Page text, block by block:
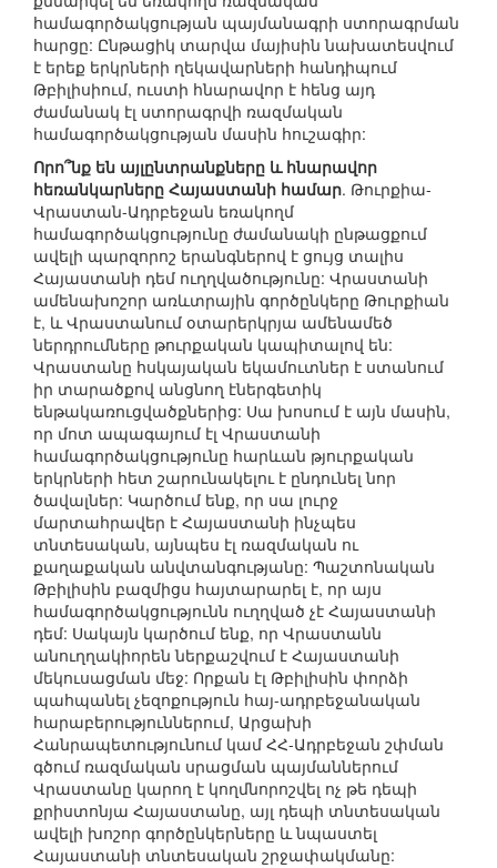
համագործակցության պայմանագրի ստորագրման
հարցը: Ընթացիկ տարվա մայիսին նախատեսվում
է երեք երկրների ղեկավարների հանդիպում
Թբիլիսիում, ուստի հնարավոր է հենց այդ
ժամանակ էլ ստորագրվի ռազմական
համագործակցության մասին հուշագիր:
Որո՞նք են այլընտրանքները և հնարավոր
հեռանկարները Հայաստանի համար. Թուրքիա-
Վրաստան-Ադրբեջան եռակողմ
համագործակցությունը ժամանակի ընթացքում
ավելի պարզորոշ երանգներով է ցույց տալիս
Հայաստանի դեմ ուղղվածությունը: Վրաստանի
ամենախոշոր առևտրային գործընկերը Թուրքիան
է, և Վրաստանում օտարերկրյա ամենամեծ
ներդրումները թուրքական կապիտալով են:
Վրաստանը հսկայական եկամուտներ է ստանում
իր տարածքով անցնող էներգետիկ
ենթակառուցվածքներից: Սա խոսում է այն մասին,
որ մոտ ապագայում էլ Վրաստանի
համագործակցությունը հարևան թյուրքական
երկրների հետ շարունակելու է ընդունել նոր
ծավալներ: Կարծում ենք, որ սա լուրջ
մարտահրավեր է Հայաստանի ինչպես
տնտեսական, այնպես էլ ռազմական ու
քաղաքական անվտանգությանը: Պաշտոնական
Թբիլիսին բազմիցս հայտարարել է, որ այս
համագործակցությունն ուղղված չէ Հայաստանի
դեմ: Սակայն կարծում ենք, որ Վրաստանն
անուղղակիորեն ներքաշվում է Հայաստանի
մեկուսացման մեջ: Որքան էլ Թբիլիսին փորձի
պահպանել չեզոքություն հայ-ադրբեջանական
հարաբերություններում, Արցախի
Հանրապետությունում կամ ՀՀ-Ադրբեջան շփման
գծում ռազմական սրացման պայմաններում
Վրաստանը կարող է կողմնորոշվել ոչ թե դեպի
քրիստոնյա Հայաստանը, այլ դեպի տնտեսական
ավելի խոշոր գործընկերները և նպաստել
Հայաստանի տնտեսական շրջափակմանը: